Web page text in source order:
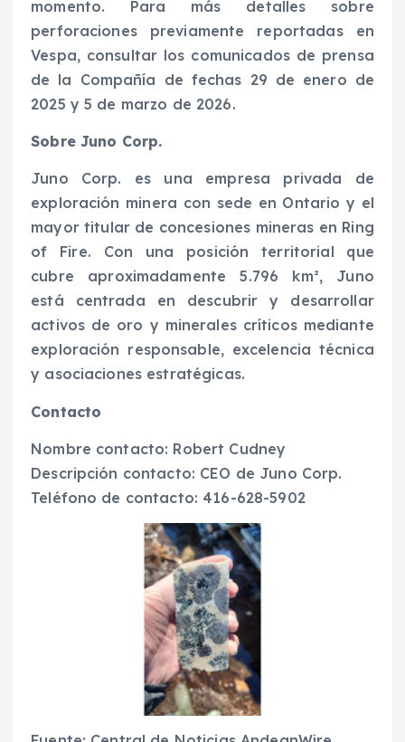
momento. Para más detalles sobre
perforaciones previamente reportadas en
Vespa, consultar los comunicados de prensa
de la Compañía de fechas 29 de enero de
2025 y 5 de marzo de 2026.
Sobre Juno Corp.
Juno Corp. es una empresa privada de
exploración minera con sede en Ontario y el
mayor titular de concesiones mineras en Ring
of Fire. Con una posición territorial que
cubre aproximadamente 5.796 km², Juno
está centrada en descubrir y desarrollar
activos de oro y minerales críticos mediante
exploración responsable, excelencia técnica
y asociaciones estratégicas.
Contacto
Nombre contacto: Robert Cudney
Descripción contacto: CEO de Juno Corp.
Teléfono de contacto: 416-628-5902